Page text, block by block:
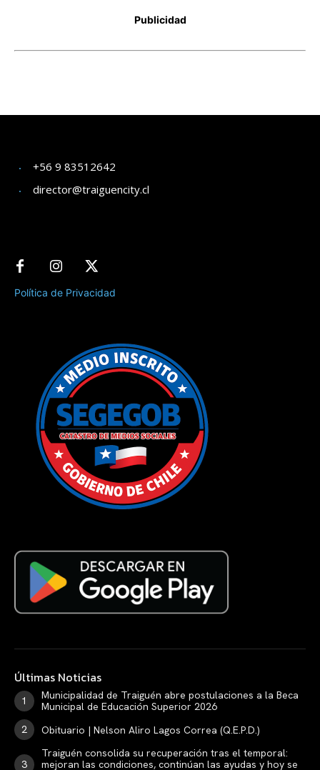
+56 9 83512642
director@traiguencity.cl
Política de Privacidad
Últimas Noticias
Municipalidad de Traiguén abre postulaciones a la Beca
Municipal de Educación Superior 2026
Obituario | Nelson Aliro Lagos Correa (Q.E.P.D.)
Traiguén consolida su recuperación tras el temporal:
mejoran las condiciones, continúan las ayudas y hoy se